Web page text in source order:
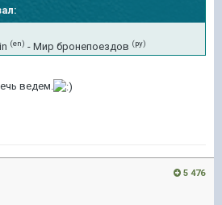
(en) - Мир бронепоездов (ру)
ведем.
5 476